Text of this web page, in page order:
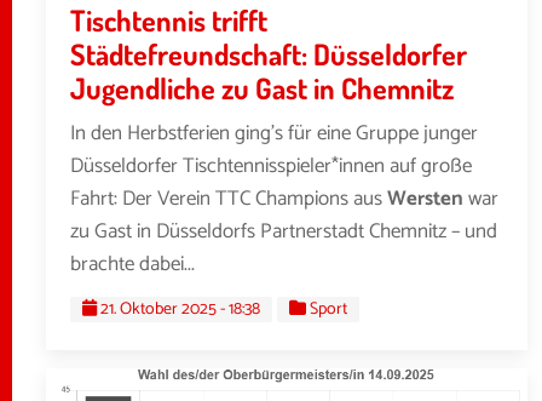
Tischtennis trifft
Städtefreundschaft: Düsseldorfer
Jugendliche zu Gast in Chemnitz
In den Herbstferien ging’s für eine Gruppe junger
Düsseldorfer Tischtennisspieler*innen auf große
Fahrt: Der Verein TTC Champions ausWerstenwar
zu Gast in Düsseldorfs Partnerstadt Chemnitz – und
brachte dabei...
21. Oktober 2025 - 18:38 Sport